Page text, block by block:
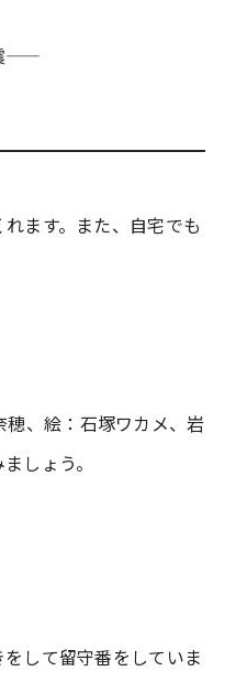
ます。また、自宅でも
穂、絵：石塚ワカメ、岩
しょう。
して留守番をしていま